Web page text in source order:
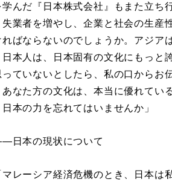
学んだ『日本株式会社』もまた立ち
業者を増やし、企業と社会の生産
ればならないのでしょうか。アジア
本人は、日本固有の文化にもっと
っていないとしたら、私の口からお
なた方の文化は、本当に優れてい
本の力を忘れてはいませんか」
日本の現状について
マレーシア経済危機のとき、日本